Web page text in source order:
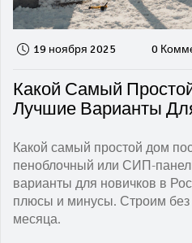
19 ноября 2025 0
Какой Самый
Лучшие Варианты
Какой самый простой дом
пеноблочный или СИП-
варианты для новичков в
плюсы и минусы. Строим без
месяца.